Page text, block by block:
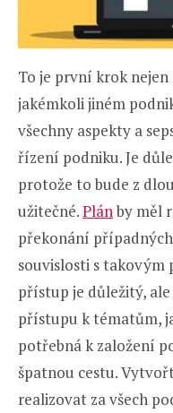
To je první krok
jakémkoli jiném
všechny aspekty a
řízení podniku. Je
protože to bude z
užitečné.Plánby měl
překonání
souvislosti s
přístup je důležitý,
přístupu k tématům,
potřebná k založení
špatnou cestu.
realizovat za všech